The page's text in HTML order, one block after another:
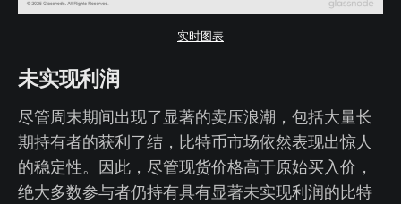
实时图表
未实现利润
尽管周末期间出现了显著的卖压浪潮，包括大量长
期持有者的获利了结，比特币市场依然表现出惊人
的稳定性。因此，尽管现货价格高于原始买入价，
绝大多数参与者仍持有具有显著未实现利润的比特